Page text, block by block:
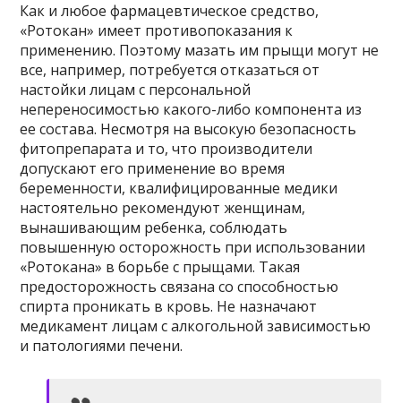
Как и любое фармацевтическое средство,
«Ротокан» имеет противопоказания к
применению. Поэтому мазать им прыщи могут не
все, например, потребуется отказаться от
настойки лицам с персональной
непереносимостью какого-либо компонента из
ее состава. Несмотря на высокую безопасность
фитопрепарата и то, что производители
допускают его применение во время
беременности, квалифицированные медики
настоятельно рекомендуют женщинам,
вынашивающим ребенка, соблюдать
повышенную осторожность при использовании
«Ротокана» в борьбе с прыщами. Такая
предосторожность связана со способностью
спирта проникать в кровь. Не назначают
медикамент лицам с алкогольной зависимостью
и патологиями печени.